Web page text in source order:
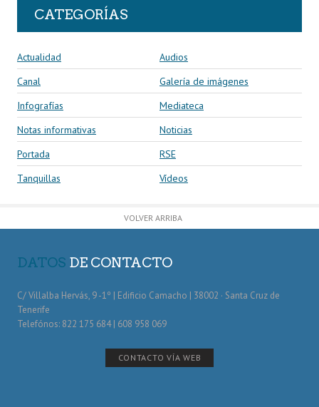
CATEGORÍAS
Actualidad
Audios
Canal
Galería de imágenes
Infografías
Mediateca
Notas informativas
Noticias
Portada
RSE
Tanquillas
Vídeos
VOLVER ARRIBA
DATOS DE CONTACTO
C/ Villalba Hervás, 9 -1º | Edificio Camacho | 38002 · Santa Cruz de
Tenerife
Telefónos: 822 175 684 | 608 958 069
CONTACTO VÍA WEB